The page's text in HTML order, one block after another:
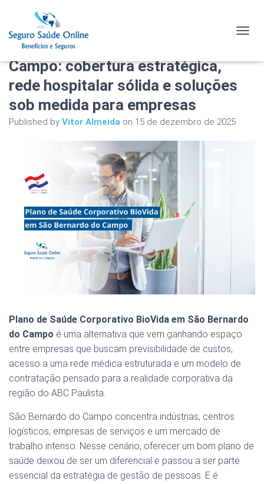
Plano de Saúde Corporativo
BioVida em São Bernardo do
Campo: cobertura estratégica,
rede hospitalar sólida e soluções
sob medida para empresas
Published by Vitor Almeida on 15 de dezembro de 2025
Plano de Saúde Corporativo BioVida em São Bernardo
do Campo é uma alternativa que vem ganhando espaço
entre empresas que buscam previsibilidade de custos,
acesso a uma rede médica estruturada e um modelo de
contratação pensado para a realidade corporativa da
região do ABC Paulista.
São Bernardo do Campo concentra indústrias, centros
logísticos, empresas de serviços e um mercado de
trabalho intenso. Nesse cenário, oferecer um bom plano de
saúde deixou de ser um diferencial e passou a ser parte
essencial da estratégia de gestão de pessoas. E é